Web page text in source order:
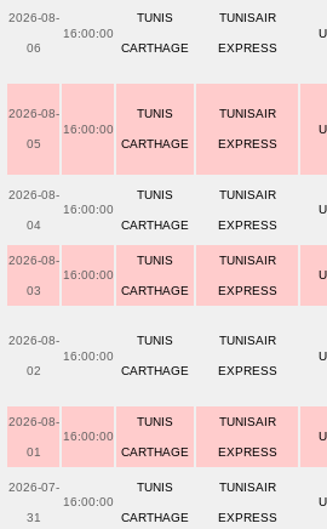
2026-08-
06
16:00:00
TUNIS
CARTHAGE
TUNISAIR
EXPRESS
2026-08-
05
16:00:00
TUNIS
CARTHAGE
TUNISAIR
EXPRESS
2026-08-
04
16:00:00
TUNIS
CARTHAGE
TUNISAIR
EXPRESS
2026-08-
03
16:00:00
TUNIS
CARTHAGE
TUNISAIR
EXPRESS
2026-08-
02
16:00:00
TUNIS
CARTHAGE
TUNISAIR
EXPRESS
2026-08-
01
16:00:00
TUNIS
CARTHAGE
TUNISAIR
EXPRESS
2026-07-
31
16:00:00
TUNIS
CARTHAGE
TUNISAIR
EXPRESS